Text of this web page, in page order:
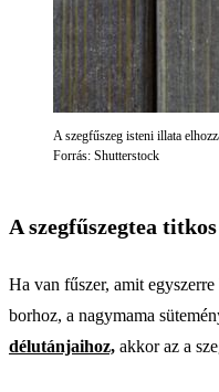
A szegfűszeg isteni illata
Forrás: Shutterstock
A szegfűszegtea
Ha van fűszer, amit
borhoz, a nagymama
délutánjaihoz, akkor az a